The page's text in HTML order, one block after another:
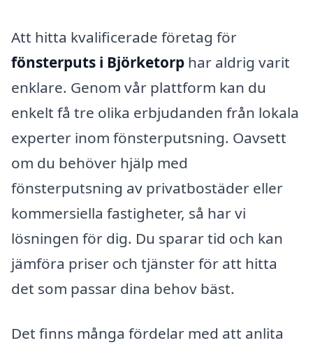
Att hitta kvalificerade företag för
fönsterputs i Björketorp har aldrig varit
enklare. Genom vår plattform kan du
enkelt få tre olika erbjudanden från lokala
experter inom fönsterputsning. Oavsett
om du behöver hjälp med
fönsterputsning av privatbostäder eller
kommersiella fastigheter, så har vi
lösningen för dig. Du sparar tid och kan
jämföra priser och tjänster för att hitta
det som passar dina behov bäst.
Det finns många fördelar med att anlita